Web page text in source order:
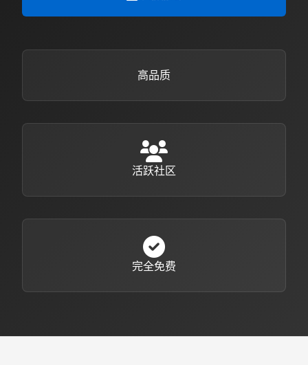
高品质
活跃社区
完全免费